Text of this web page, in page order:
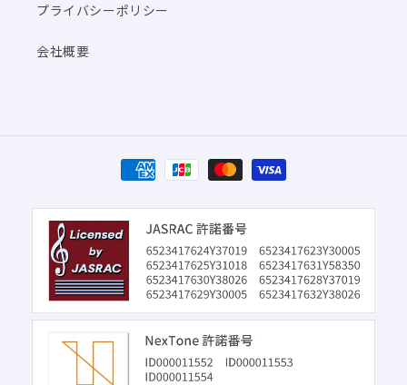
プライバシーポリシー
会社概要
決
済
方
法